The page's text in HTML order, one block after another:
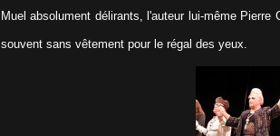
Muel absolument délirants, l'auteur lui-même
souvent sans vêtement pour le régal des yeux.